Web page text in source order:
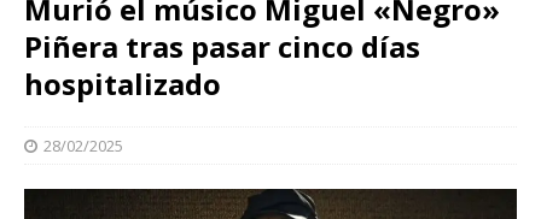
Murió el músico Miguel «Negro»
Piñera tras pasar cinco días
hospitalizado
28/02/2025